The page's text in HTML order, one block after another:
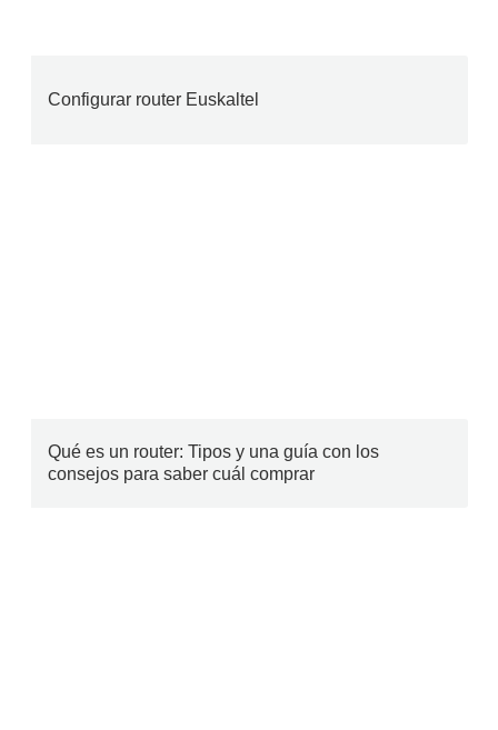
Configurar router Euskaltel
Qué es un router: Tipos y una guía con los
consejos para saber cuál comprar